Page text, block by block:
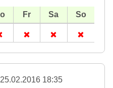
25.02.2016 18:35